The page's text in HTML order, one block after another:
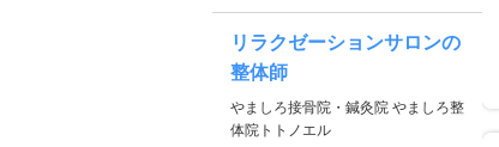
リラクゼーションサロンの
整体師
やましろ接骨院・鍼灸院 やましろ整
体院トトノエル